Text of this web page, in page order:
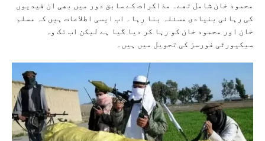
محمود خان شامل تھے۔ مذاکرات کے سابق دور میں بھی ان قیدیوں
کی رہائی بنیادی مسئلہ بنا رہا۔ اب ایسی اطلاعات ہیں کہ مسلم
خان اور محمود خان کو رہا کر دیا گیا ہے لیکن اب تک وہ
سیکیورٹی فورسز کی تحویل میں ہیں۔